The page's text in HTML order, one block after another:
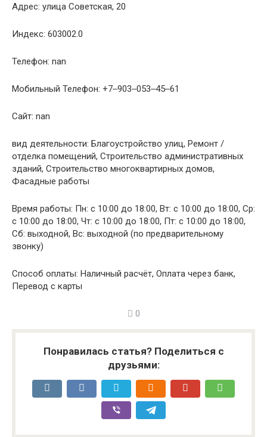
Адрес: улица Советская, 20
Индекс: 603002.0
Телефон: nan
Мобильный Телефон: +7‒903‒053‒45‒61
Сайт: nan
вид деятельности: Благоустройство улиц, Ремонт /
отделка помещений, Строительство административных
зданий, Строительство многоквартирных домов,
Фасадные работы
Время работы: Пн: с 10:00 до 18:00, Вт: с 10:00 до 18:00, Ср:
с 10:00 до 18:00, Чт: с 10:00 до 18:00, Пт: с 10:00 до 18:00,
Сб: выходной, Вс: выходной (по предварительному
звонку)
Способ оплаты: Наличный расчёт, Оплата через банк,
Перевод с карты
0
Понравилась статья? Поделиться с
друзьями: